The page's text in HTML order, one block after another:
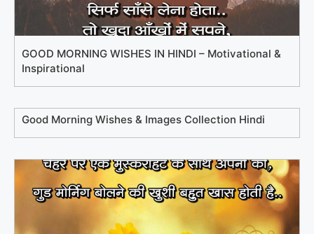
GOOD MORNING WISHES IN HINDI – Motivational &
Inspirational
Good Morning Wishes & Images Collection Hindi